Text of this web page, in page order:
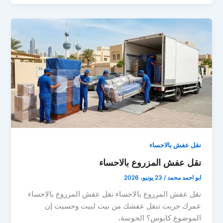
نقل عفش بالاحساء
نقل عفش المزروع بالاحساء
ابو احمد محمد/ 23 يونيو، 2026
نقل عفش المزروع بالاحساء نقل عفش المزروع بالاحساء
عمرك جربت تنقل عفشك من بيت لبيت وحسيت إن
الموضوع كابوس؟ الحوسة،